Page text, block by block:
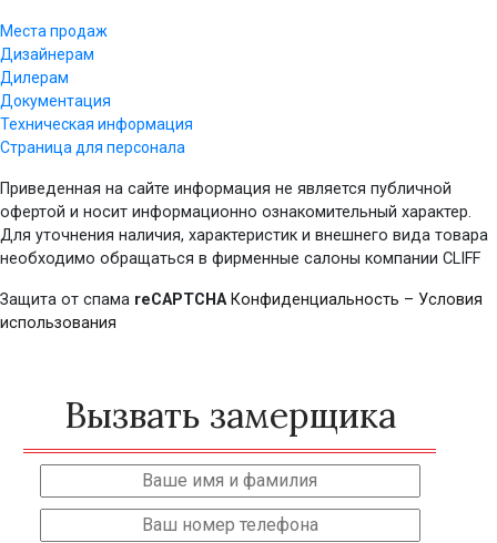
Места продаж
Дизайнерам
Дилерам
Документация
Техническая информация
Страница для персонала
Приведенная на сайте информация не является публичной
офертой и носит информационно ознакомительный характер.
Для уточнения наличия, характеристик и внешнего вида товара
необходимо обращаться в фирменные салоны компании CLIFF
Защита от спама reCAPTCHA Конфиденциальность – Условия
использования
Вызвать замерщика